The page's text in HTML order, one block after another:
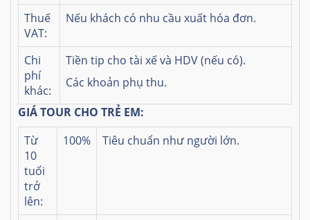
Thuế
VAT:
Nếu khách có nhu cầu xuất hóa đơn.
Chi
phí
khác:
Tiền tip cho tài xế và HDV (nếu có).
Các khoản phụ thu.
GIÁ TOUR CHO TRẺ EM:
Từ
10
tuổi
trở
lên:
100% Tiêu chuẩn như người lớn.